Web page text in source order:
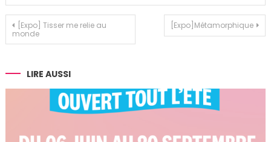
Navigation
de
l’article
[Expo] Tisser me relie au
monde
[Expo]Métamorphique
LIRE AUSSI